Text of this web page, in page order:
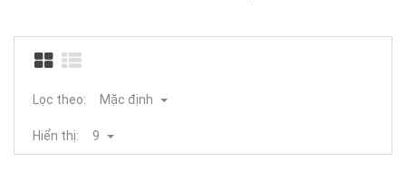
Lọc theo: Mặc định
Hiển thị: 9